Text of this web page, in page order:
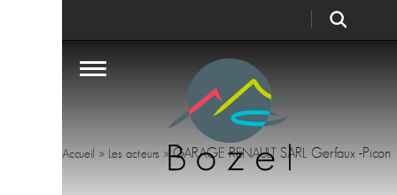
Accueil » Les acteurs »GARAGE RENAULT SARL Gerfaux -Picon